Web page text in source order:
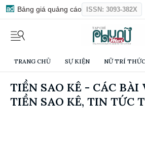
Bảng giá quảng cáo ISSN: 3093-382X
TRANG CHỦ SỰ KIỆN NỮ TRÍ THỨC
TIỀN SAO KÊ - CÁC BÀI
TIỀN SAO KÊ, TIN TỨC